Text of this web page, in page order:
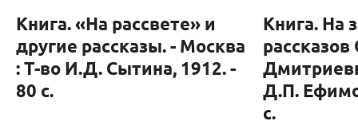
Книга. «На рассвете» и
другие рассказы. - Москва
: Т-во И.Д. Сытина, 1912. -
80 с.
Книга. На
Д.П.
с.